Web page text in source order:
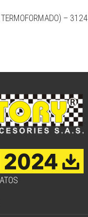
TERMOFORMADO) – 3124